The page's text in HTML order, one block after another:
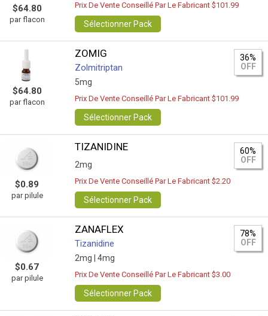
$64.80
par flacon
Prix De Vente Conseillé Par Le Fabricant $101.99
Sélectionner Pack
$64.80
par flacon
ZOMIG
Zolmitriptan
5mg
36%
OFF
Prix De Vente Conseillé Par Le Fabricant $101.99
Sélectionner Pack
$0.89
par pilule
TIZANIDINE
2mg
60%
OFF
Prix De Vente Conseillé Par Le Fabricant $2.20
Sélectionner Pack
$0.67
par pilule
ZANAFLEX
Tizanidine
2mg | 4mg
78%
OFF
Prix De Vente Conseillé Par Le Fabricant $3.00
Sélectionner Pack